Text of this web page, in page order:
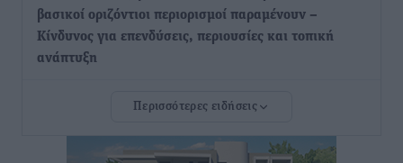
βασικοί οριζόντιοι περιορισμοί παραμένουν –
Κίνδυνος για επενδύσεις, περιουσίες και τοπική
ανάπτυξη
δεν υπάρχουν περιθώρια εφησυχασμού
Περισσότερες ειδήσεις